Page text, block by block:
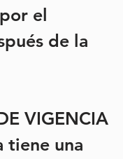
el
de la
VIGENCIA
tiene una